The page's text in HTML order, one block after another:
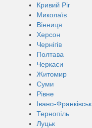
Кривий Ріг
Миколаїв
Вінниця
Херсон
Чернігів
Полтава
Черкаси
Житомир
Суми
Рівне
Івано-Франківськ
Тернопіль
Луцьк